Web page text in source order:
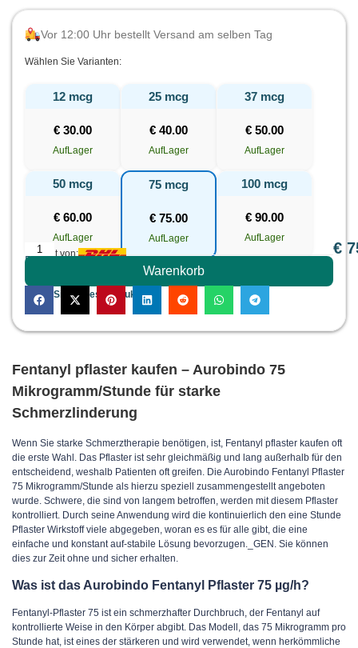
Vor 12:00 Uhr bestellt Versand am selben Tag
Wählen Sie Varianten:
12 mcg
€ 30.00
AufLager
25 mcg
€ 40.00
AufLager
37 mcg
€ 50.00
AufLager
50 mcg
€ 60.00
AufLager
75 mcg
€ 75.00
AufLager
100 mcg
€ 90.00
AufLager
PREIS
€
Erfüllt von:
Warenkorb
Teilen Sie dieses Produkt:
Fentanyl pflaster kaufen – Aurobindo 75
Mikrogramm/Stunde für starke
Schmerzlinderung
Wenn Sie starke Schmerztherapie benötigen, ist, Fentanyl pflaster kaufen oft
die erste Wahl. Das Pflaster ist sehr gleichmäßig und lang außerhalb für den
entscheidend, weshalb Patienten oft greifen. Die Aurobindo Fentanyl Pflaster
75 Mikrogramm/Stunde als hierzu speziell zusammengestellt angeboten
wurde. Schwere, die sind von langem betroffen, werden mit diesem Pflaster
kontrolliert. Durch seine Anwendung wird die kontinuierlich den eine Stunde
Pflaster Wirkstoff viele abgegeben, woran es es für alle gibt, die eine
einfache und konstant auf-stabile Lösung bevorzugen._GEN. Sie können
dies zur Zeit ohne und sicher erhalten.
Was ist das Aurobindo Fentanyl Pflaster 75 µg/h?
Fentanyl-Pflaster 75 ist ein schmerzhafter Durchbruch, der Fentanyl auf
kontrollierte Weise in den Körper abgibt. Das Modell, das 75 Mikrogramm pro
Stunde hat, ist eines der stärkeren und wird verwendet, wenn herkömmliche